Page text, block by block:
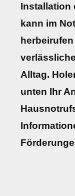
Installation
kann im
Alltag.
unten Ihr